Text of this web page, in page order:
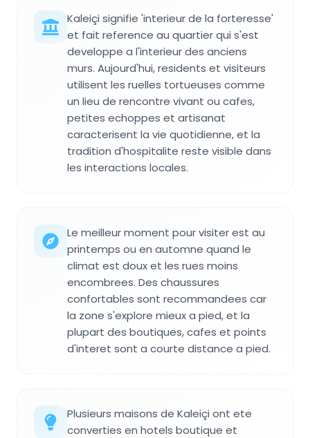
Kaleiçi signifie 'interieur de la forteresse'
et fait reference au quartier qui s'est
developpe a l'interieur des anciens
murs. Aujourd'hui, residents et visiteurs
utilisent les ruelles tortueuses comme
un lieu de rencontre vivant ou cafes,
petites echoppes et artisanat
caracterisent la vie quotidienne, et la
tradition d'hospitalite reste visible dans
les interactions locales.
Le meilleur moment pour visiter est au
printemps ou en automne quand le
climat est doux et les rues moins
encombrees. Des chaussures
confortables sont recommandees car
la zone s'explore mieux a pied, et la
plupart des boutiques, cafes et points
d'interet sont a courte distance a pied.
Plusieurs maisons de Kaleiçi ont ete
converties en hotels boutique et